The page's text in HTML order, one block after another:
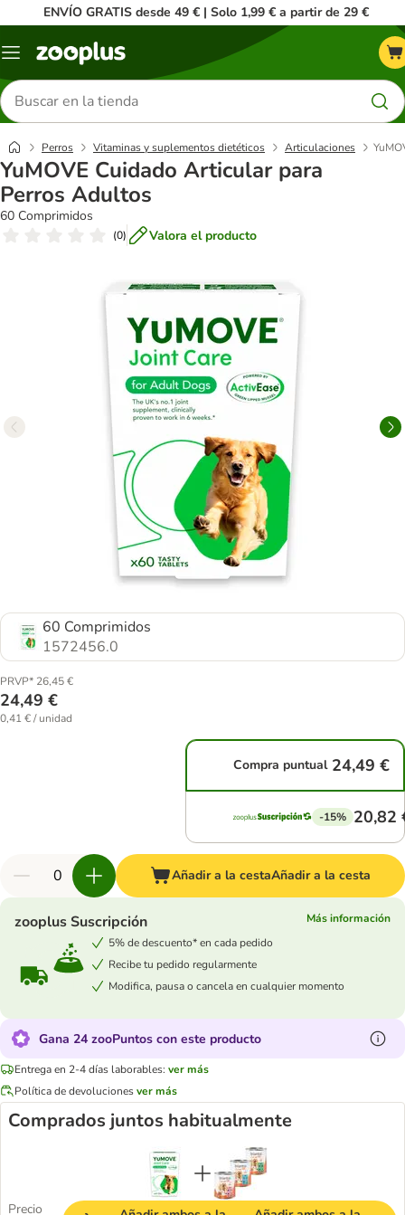
ENVÍO GRATIS desde 49 € | Solo 1,99 € a partir de 29 €
Menú
Buscar
productos
Perros Vitaminas y suplementos dietéticos Articulaciones
YuMOVE Cuidado Articular para
Perros Adultos
60 Comprimidos
(0) Valora el producto
60 Comprimidos
1572456.0
PRVP* 26,45 €
24,49 €
0,41 € / unidad
Compra puntual 24,49 €
-15% 20,82
Añadir a la cestaAñadir a la cesta
zooplus Suscripción
Más información
5% de descuento* en cada pedido
Recibe tu pedido regularmente
Modifica, pausa o cancela en cualquier momento
Gana 24 zooPuntos con este producto
Entrega en 2-4 días laborables: ver más
Política de devolucionesver más
Comprados juntos habitualmente
Precio